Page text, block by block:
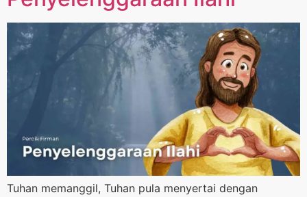
Tuhan memanggil, Tuhan pula menyertai dengan